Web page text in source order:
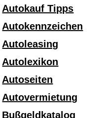
Autokauf Tipps
Autokennzeichen
Autoleasing
Autolexikon
Autoseiten
Autovermietung
Bußgeldkatalog